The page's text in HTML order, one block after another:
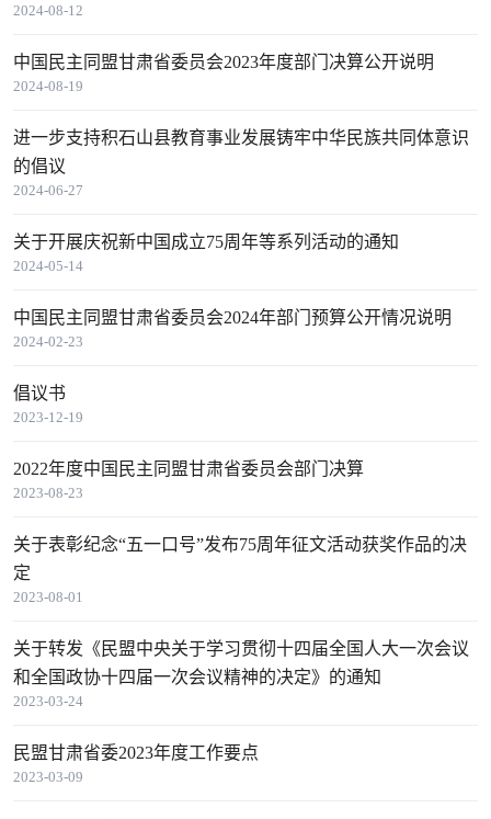
2024-08-12
2024-08-19
中国民主同盟甘肃省委员会2023年度部门决算公开说明
2024-06-27
进一步支持积石山县教育事业发展铸牢中华民族共同体意识
的倡议
2024-05-14
关于开展庆祝新中国成立75周年等系列活动的通知
2024-02-23
中国民主同盟甘肃省委员会2024年部门预算公开情况说明
2023-12-19
倡议书
2023-08-23
2022年度中国民主同盟甘肃省委员会部门决算
2023-08-01
关于表彰纪念“五一口号”发布75周年征文活动获奖作品的决
定
2023-03-24
关于转发《民盟中央关于学习贯彻十四届全国人大一次会议
和全国政协十四届一次会议精神的决定》的通知
2023-03-09
民盟甘肃省委2023年度工作要点